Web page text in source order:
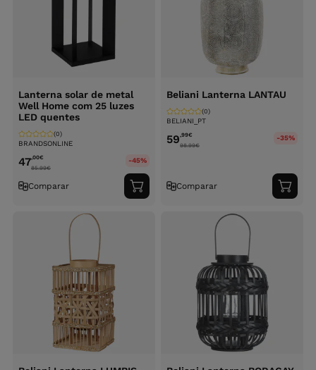
Lanterna solar de metal
Well Home com 25 luzes
LED quentes
BRANDSONLINE
(0)
47,00€
85.99€
-45%
Comparar
Adicionar
ao
Beliani Lanterna LANTAU
BELIANI_PT
(0)
59,99€
98.99€
-35%
Comparar
ao